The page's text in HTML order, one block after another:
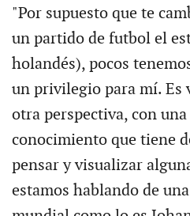
"Por supuesto que te
un partido de futbol el
holandés), pocos
un privilegio para mí. Es
otra perspectiva, con
conocimiento que tiene
pensar y visualizar
estamos hablando de